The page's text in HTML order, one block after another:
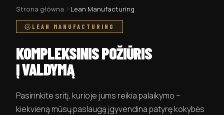
Strona główna Lean Manufacturing
LEAN MANUFACTURING
KOMPLEKSINIS POŽIŪRIS
Į VALDYMĄ
Pasirinkite sritį, kurioje jums reikia palaikymo –
kiekvieną mūsų paslaugą įgyvendina patyrę kokybės